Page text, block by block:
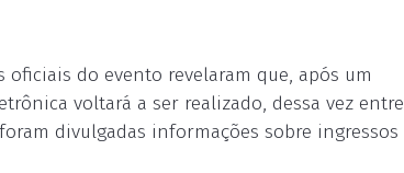
oficiais do evento revelaram que, após um
voltará a ser realizado, dessa vez entre
divulgadas informações sobre ingressos